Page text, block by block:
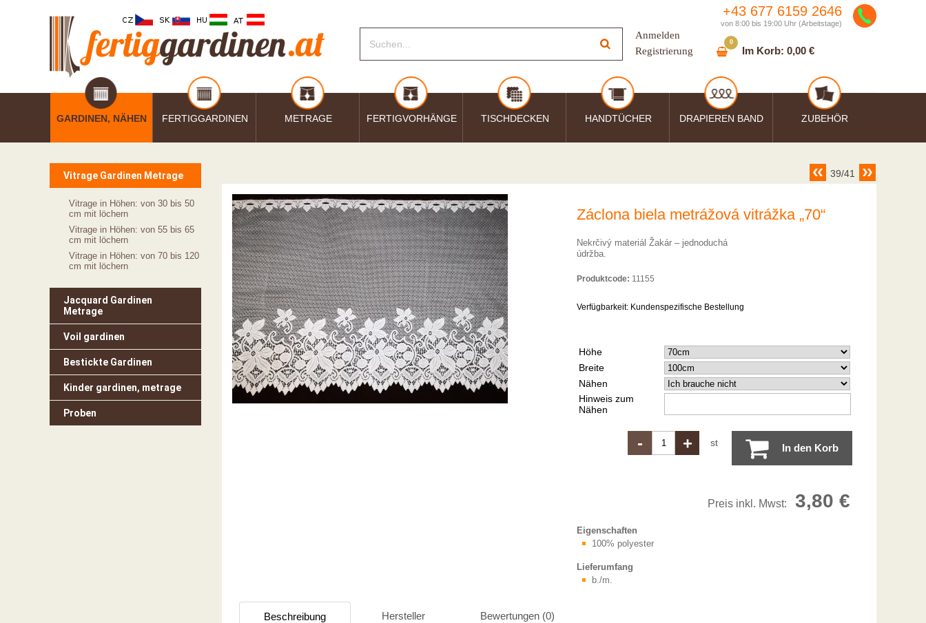
+43 677 6159 2646
von 8:00 bis 19:00 Uhr (Arbeitstage)
Anmelden
Registrierung
Im Korb: 0,00 €
0
GARDINEN, NÄHEN FERTIGGARDINEN METRAGE FERTIGVORHÄNGE TISCHDECKEN HANDTÜCHER DRAPIEREN BAND ZUBEHÖR
Vitrage Gardinen Metrage
Vitrage in Höhen: von 30 bis 50
cm mit löchern
Vitrage in Höhen: von 55 bis 65
cm mit löchern
Vitrage in Höhen: von 70 bis 120
cm mit löchern
Jacquard Gardinen
Metrage
Voil gardinen
Bestickte Gardinen
Kinder gardinen, metrage
Proben
39/41
Záclona biela metrážová vitrážka „70“
Nekrčivý materiál Žakár – jednoduchá
údržba.
Produktcode: 11155
Verfügbarkeit: Kundenspezifische Bestellung
Höhe
Breite
Nähen
Hinweis zum
Nähen
- + st In den Korb
Preis inkl. Mwst: 3,80 €
Eigenschaften
100% polyester
Lieferumfang
b./m.
Beschreibung Hersteller Bewertungen (0)